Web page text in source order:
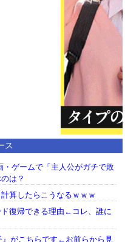
ス
・ゲームで「主人公がガチで敗
は？
算したらこうなるｗｗｗ
ド復帰できる理由←コレ、誰に
』がこちらです←お前らから見